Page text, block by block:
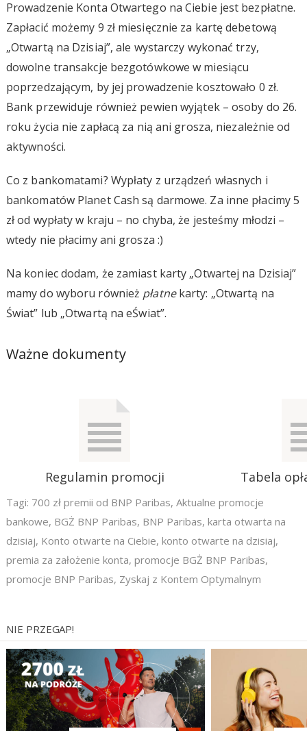
Prowadzenie Konta Otwartego na Ciebie jest bezpłatne.
Zapłacić możemy 9 zł miesięcznie za kartę debetową
„Otwartą na Dzisiaj”, ale wystarczy wykonać trzy,
dowolne transakcje bezgotówkowe w miesiącu
poprzedzającym, by jej prowadzenie kosztowało 0 zł.
Bank przewiduje również pewien wyjątek – osoby do 26.
roku życia nie zapłacą za nią ani grosza, niezależnie od
aktywności.
Co z bankomatami? Wypłaty z urządzeń własnych i
bankomatów Planet Cash są darmowe. Za inne płacimy 5
zł od wypłaty w kraju – no chyba, że jesteśmy młodzi –
wtedy nie płacimy ani grosza :)
Na koniec dodam, że zamiast karty „Otwartej na Dzisiaj”
mamy do wyboru również płatnekarty: „Otwartą na
Świat” lub „Otwartą na eŚwiat”.
Ważne dokumenty
Regulamin promocji Tabela
Tagi: 700 zł premii od BNP Paribas, Aktualne promocje
bankowe, BGŻ BNP Paribas, BNP Paribas, karta otwarta na
dzisiaj, Konto otwarte na Ciebie, konto otwarte na dzisiaj,
premia za założenie konta, promocje BGŻ BNP Paribas,
promocje BNP Paribas, Zyskaj z Kontem Optymalnym
NIE PRZEGAP!